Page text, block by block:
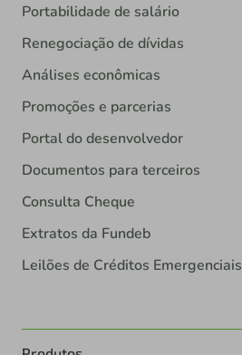
Portabilidade de salário
Renegociação de dívidas
Análises econômicas
Promoções e parcerias
Portal do desenvolvedor
Documentos para terceiros
Consulta Cheque
Extratos da Fundeb
Leilões de Créditos Emergenciais